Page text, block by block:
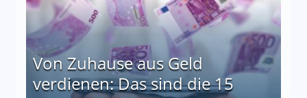
Von Zuhause aus Geld
verdienen: Das sind die 15